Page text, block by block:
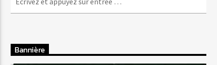
Bannière